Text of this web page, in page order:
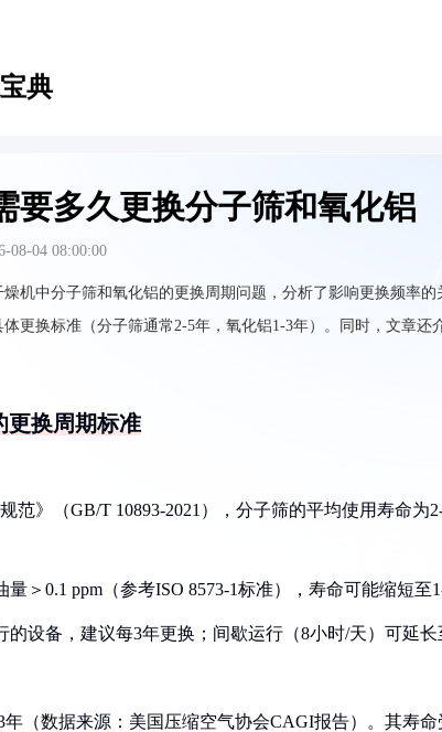
典
要多久更换分子筛和氧化铝
08-04 08:00:00
机中分子筛和氧化铝的更换周期问题，分析了影响更换频率
更换标准（分子筛通常2-5年，氧化铝1-3年）。同时，文章还
更换周期标准
范》（GB/T 10893-2021），分子筛的平均使用寿命为
＞0.1 ppm（参考ISO 8573-1标准），寿命可能缩短至1-
设备，建议每3年更换；间歇运行（8小时/天）可延长
（数据来源：美国压缩空气协会CAGI报告）。其寿命